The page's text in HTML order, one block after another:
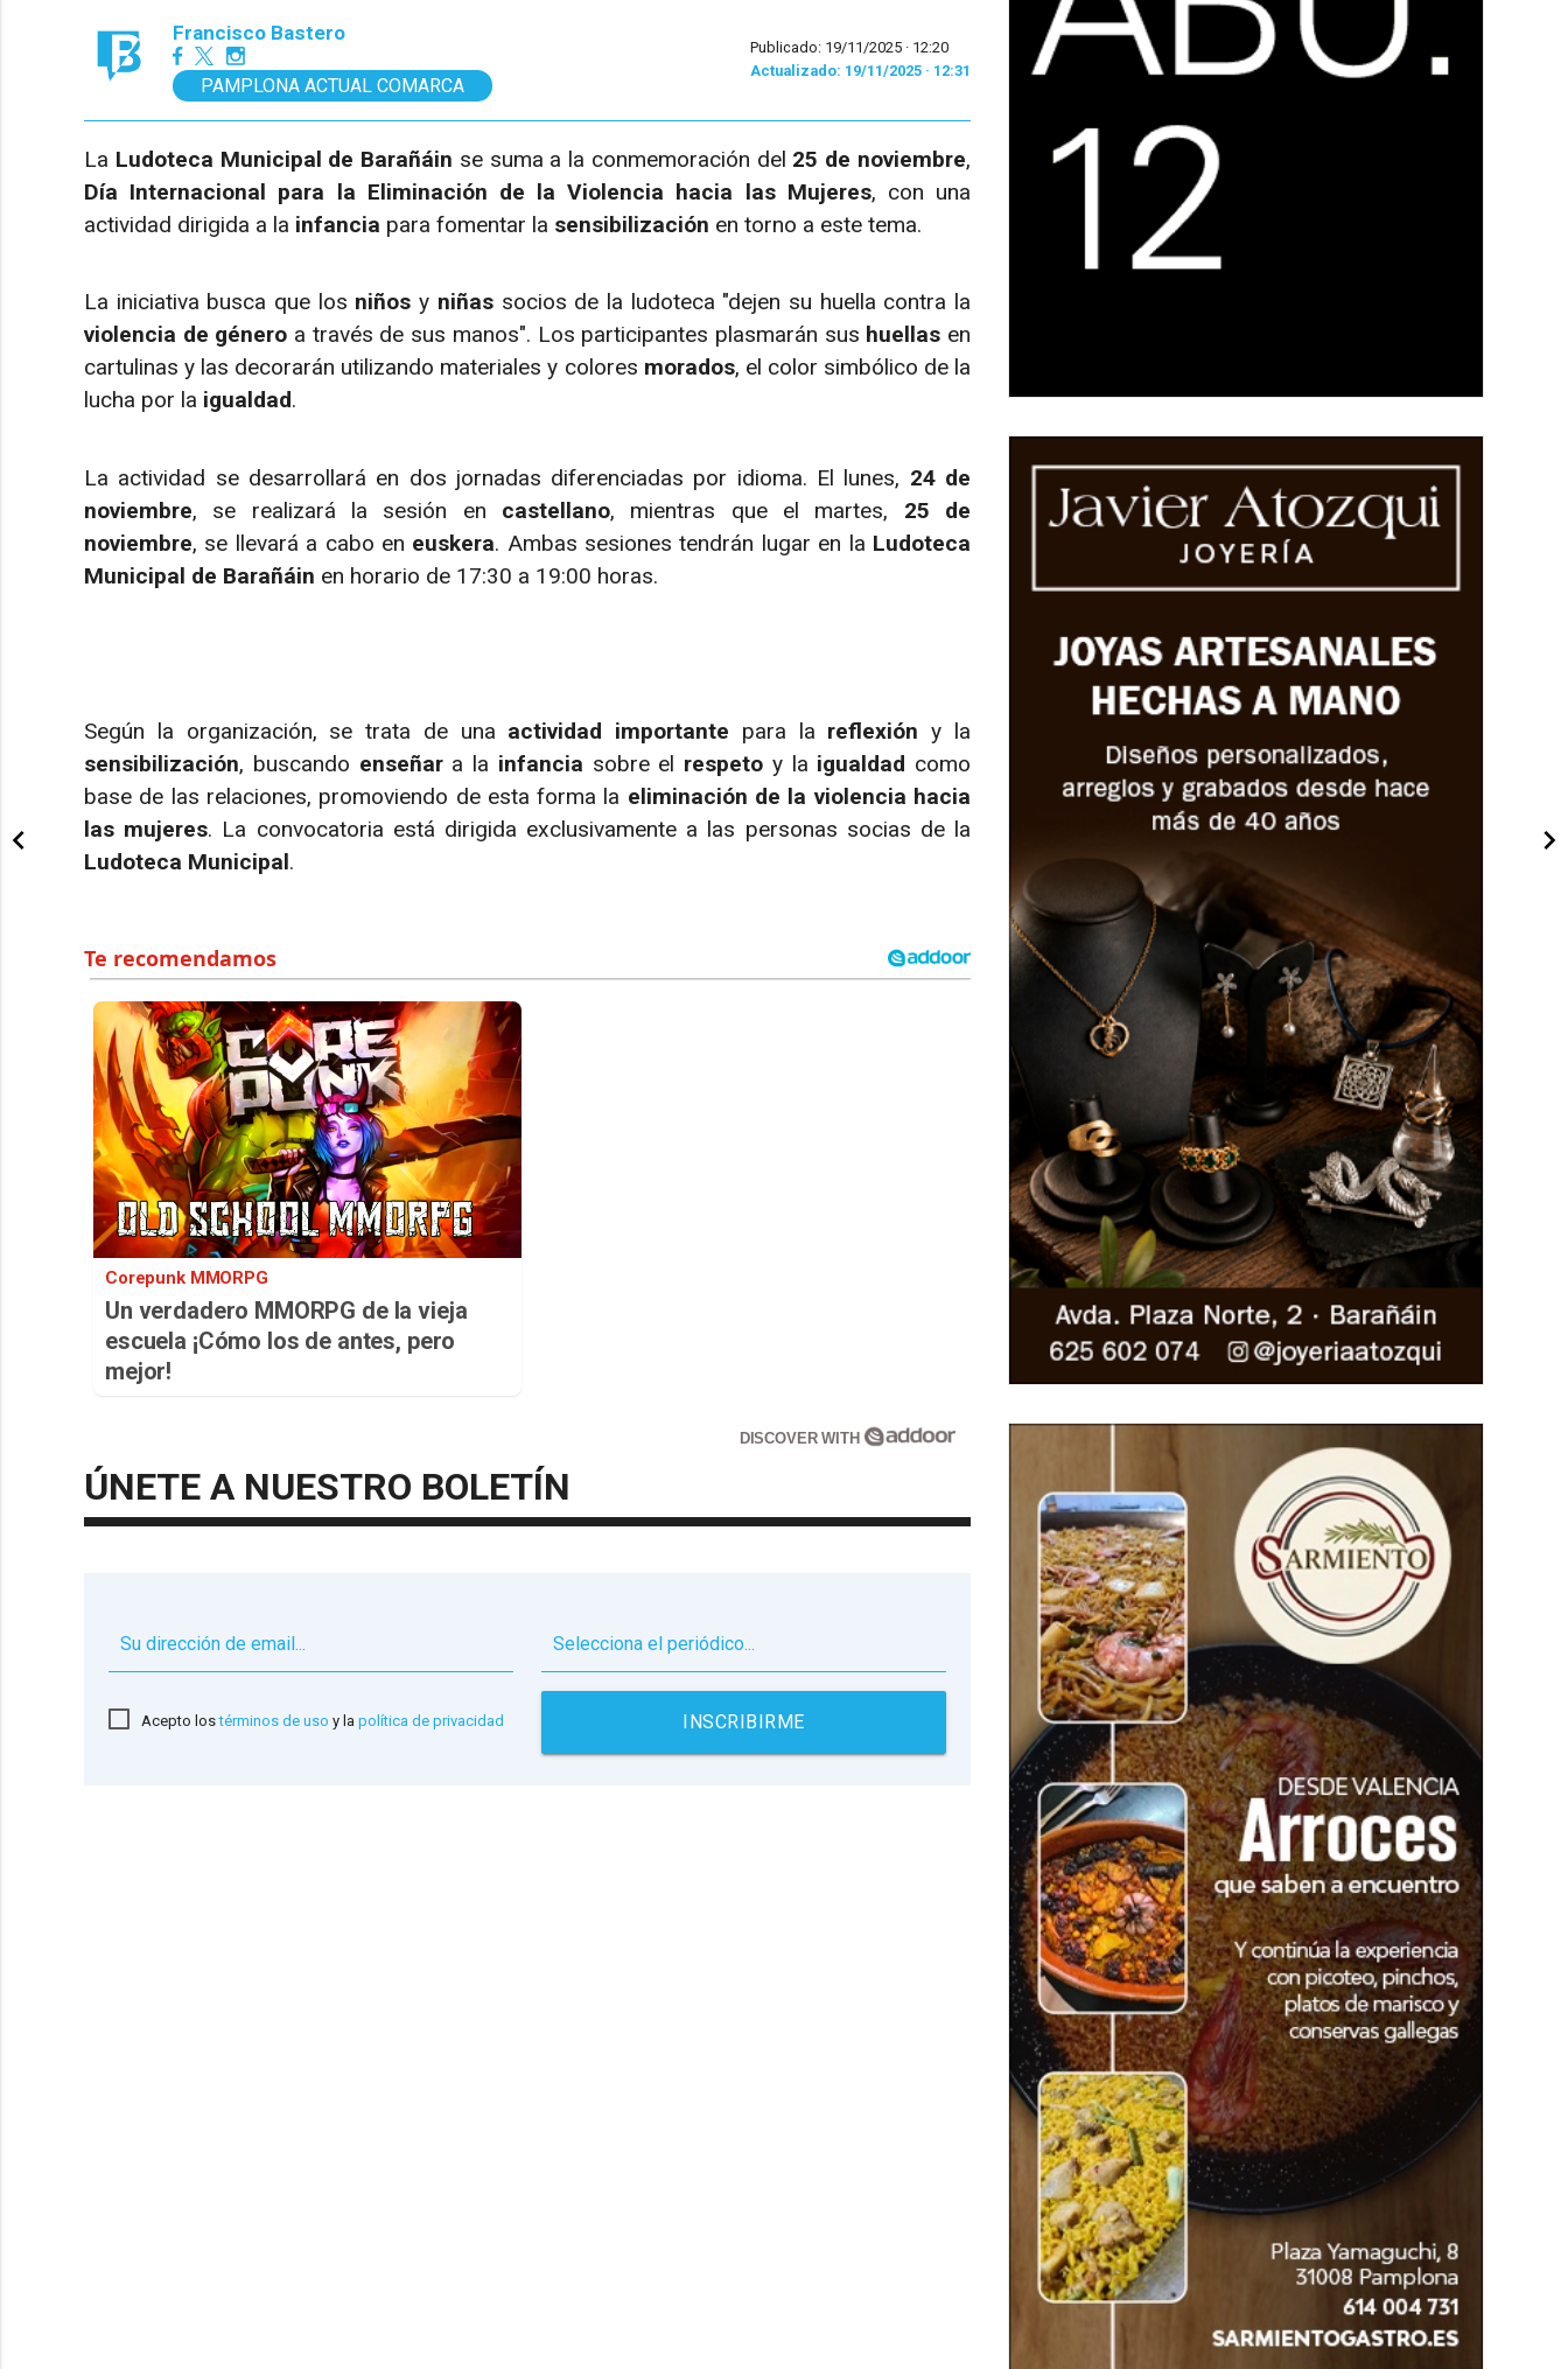
Francisco Bastero
PAMPLONA ACTUAL COMARCA
Publicado: 19/11/2025 · 12:20
Actualizado: 19/11/2025 · 12:31
La Ludoteca Municipal de Barañáin se suma a la conmemoración del 25 de noviembre,
Día Internacional para la Eliminación de la Violencia hacia las Mujeres, con una
actividad dirigida a la infancia para fomentar la sensibilización en torno a este tema.
La iniciativa busca que los niños y niñassocios de la ludoteca "dejen su huella contra la
violencia de género a través de sus manos". Los participantes plasmarán sus huellas en
cartulinas y las decorarán utilizando materiales y colores morados, el color simbólico de la
lucha por la igualdad.
La actividad se desarrollará en dos jornadas diferenciadas por idioma. El lunes, 24 de
noviembre, se realizará la sesión en castellano, mientras que el martes, 25 de
noviembre, se llevará a cabo en euskera. Ambas sesiones tendrán lugar en la Ludoteca
Municipal de Barañáin en horario de 17:30 a 19:00 horas.
Según la organización, se trata de una actividad importante para la reflexión y la
sensibilización, buscando enseñara la infancia sobre el respeto y la igualdad como
base de las relaciones, promoviendo de esta forma la eliminación de la violencia hacia
las mujeres. La convocatoria está dirigida exclusivamente a las personas socias de la
Ludoteca Municipal.
Corepunk MMORPG
Un verdadero MMORPG de la vieja
escuela ¡Cómo los de antes, pero
mejor!
DISCOVER WITH
ÚNETE A NUESTRO BOLETÍN
Acepto lostérminos de uso y la política de privacidad INSCRIBIRME